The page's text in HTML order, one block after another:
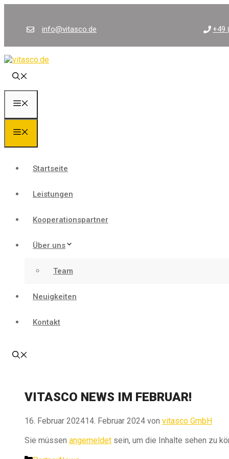
springen
info@vitasco.de +49
Startseite
Leistungen
Kooperationspartner
Über uns
Team
Neuigkeiten
Kontakt
VITASCO NEWS IM FEBRUAR!
16. Februar 202414. Februar 2024 von vitasco GmbH
Sie müssen angemeldet sein, um die Inhalte sehen zu